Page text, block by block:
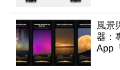
風景
器：
App